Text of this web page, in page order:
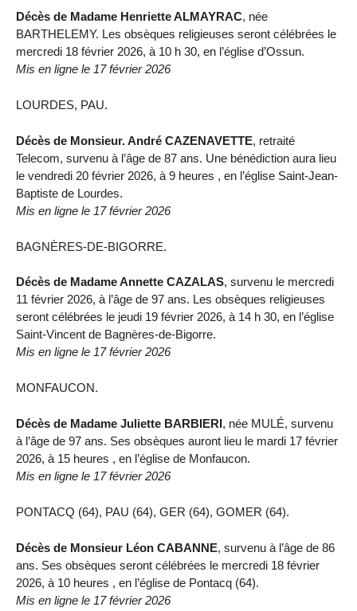
Décès de Madame Henriette ALMAYRAC, née
BARTHELEMY. Les obsèques religieuses seront célébrées le
mercredi 18 février 2026, à 10 h 30, en l’église d’Ossun.
Mis en ligne le 17 février 2026
LOURDES, PAU.
Décès de Monsieur. André CAZENAVETTE, retraité
Telecom, survenu à l’âge de 87 ans. Une bénédiction aura lieu
le vendredi 20 février 2026, à 9 heures , en l’église Saint-Jean-
Baptiste de Lourdes.
Mis en ligne le 17 février 2026
BAGNÈRES-DE-BIGORRE.
Décès de Madame Annette CAZALAS, survenu le mercredi
11 février 2026, à l’âge de 97 ans. Les obsèques religieuses
seront célébrées le jeudi 19 février 2026, à 14 h 30, en l’église
Saint-Vincent de Bagnères-de-Bigorre.
Mis en ligne le 17 février 2026
MONFAUCON.
Décès de Madame Juliette BARBIERI, née MULÉ, survenu
à l’âge de 97 ans. Ses obsèques auront lieu le mardi 17 février
2026, à 15 heures , en l’église de Monfaucon.
Mis en ligne le 17 février 2026
PONTACQ (64), PAU (64), GER (64), GOMER (64).
Décès de Monsieur Léon CABANNE, survenu à l’âge de 86
ans. Ses obsèques seront célébrées le mercredi 18 février
2026, à 10 heures , en l’église de Pontacq (64).
Mis en ligne le 17 février 2026